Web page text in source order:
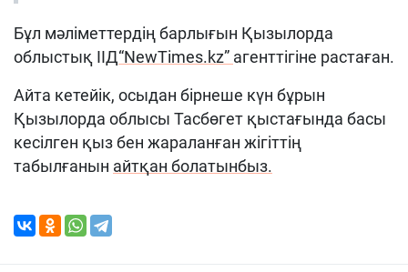
Бұл мәліметтердің барлығын Қызылорда
облыстық ІІД“NewTimes.kz” агенттігіне растаған.
Айта кетейік, осыдан бірнеше күн бұрын
Қызылорда облысы Тасбөгет қыстағында басы
кесілген қыз бен жараланған жігіттің
табылғанын айтқан болатынбыз.